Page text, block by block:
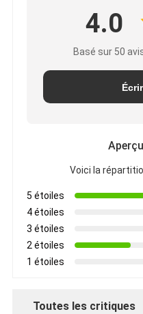
4.0
Basé sur 50
Voici la
5 étoiles
4 étoiles
3 étoiles
2 étoiles
1 étoiles
Toutes les critiques